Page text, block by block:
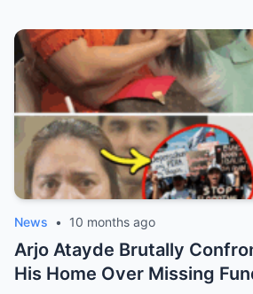
News • 10 months ago
Arjo Atayde Brutally
His Home Over Missing